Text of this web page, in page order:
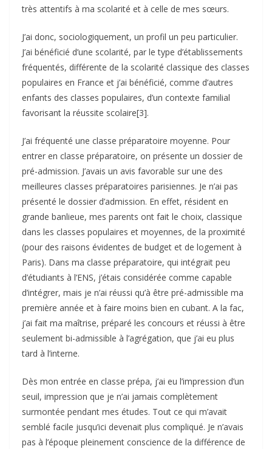
très attentifs à ma scolarité et à celle de mes sœurs.
J’ai donc, sociologiquement, un profil un peu particulier.
J’ai bénéficié d’une scolarité, par le type d’établissements
fréquentés, différente de la scolarité classique des classes
populaires en France et j’ai bénéficié, comme d’autres
enfants des classes populaires, d’un contexte familial
favorisant la réussite scolaire[3].
J’ai fréquenté une classe préparatoire moyenne. Pour
entrer en classe préparatoire, on présente un dossier de
pré-admission. J’avais un avis favorable sur une des
meilleures classes préparatoires parisiennes. Je n’ai pas
présenté le dossier d’admission. En effet, résident en
grande banlieue, mes parents ont fait le choix, classique
dans les classes populaires et moyennes, de la proximité
(pour des raisons évidentes de budget et de logement à
Paris). Dans ma classe préparatoire, qui intégrait peu
d’étudiants à l’ENS, j’étais considérée comme capable
d’intégrer, mais je n’ai réussi qu’à être pré-admissible ma
première année et à faire moins bien en cubant. A la fac,
j’ai fait ma maîtrise, préparé les concours et réussi à être
seulement bi-admissible à l’agrégation, que j’ai eu plus
tard à l’interne.
Dès mon entrée en classe prépa, j’ai eu l’impression d’un
seuil, impression que je n’ai jamais complètement
surmontée pendant mes études. Tout ce qui m’avait
semblé facile jusqu’ici devenait plus compliqué. Je n’avais
pas à l’époque pleinement conscience de la différence de